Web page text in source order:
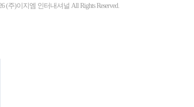
(주)이지엠 인터내셔널 All Rights Reserved.